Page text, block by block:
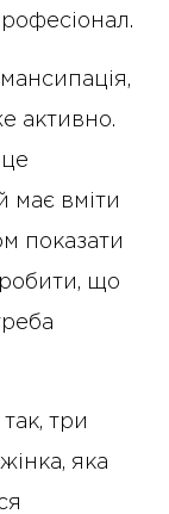
активно.
це
має вміти
показати
робити, що
три
яка